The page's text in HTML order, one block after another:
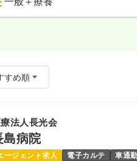
法人長光会
島病院
ージェント求人 電子カルテ 車通